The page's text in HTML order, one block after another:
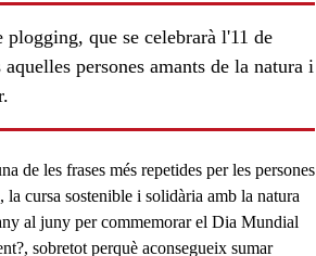
que se celebrarà l'11 de
persones amants de la natura i
de les frases més repetides per les persones
, la cursa sosteniblei solidària amb la natura
al junyper commemorar el Dia Mundial
sobretot perquè aconsegueix sumar